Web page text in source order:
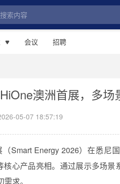
会议 招聘
澳洲首展，多
05-07 18:57:19
Smart Energy 2026）在悉尼
心产品亮相。通过展示多场
需求。